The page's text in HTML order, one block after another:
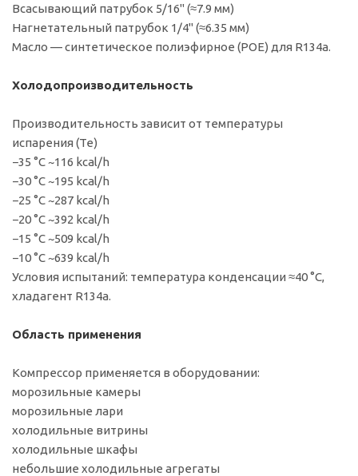
Всасывающий патрубок 5/16" (≈7.9 мм)
Нагнетательный патрубок 1/4" (≈6.35 мм)
Масло — синтетическое полиэфирное (POE) для R134a.
Холодопроизводительность
Производительность зависит от температуры
испарения (Te)
−35 °C ~116 kcal/h
−30 °C ~195 kcal/h
−25 °C ~287 kcal/h
−20 °C ~392 kcal/h
−15 °C ~509 kcal/h
−10 °C ~639 kcal/h
Условия испытаний: температура конденсации ≈40 °C,
хладагент R134a.
Область применения
Компрессор применяется в оборудовании:
морозильные камеры
морозильные лари
холодильные витрины
холодильные шкафы
небольшие холодильные агрегаты